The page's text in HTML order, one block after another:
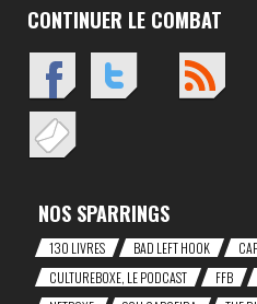
CONTINUER LE COMBAT
NOS SPARRINGS
130 LIVRES BAD LEFT HOOK
CULTUREBOXE, LE PODCAST
FFB